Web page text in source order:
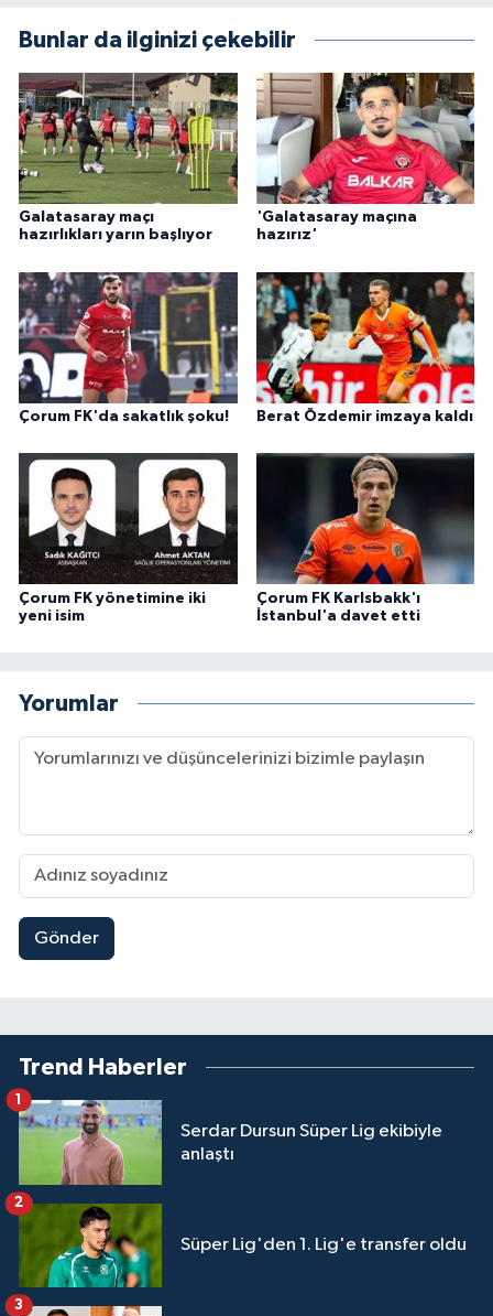
Bunlar da ilginizi çekebilir
Galatasaray maçı
hazırlıkları yarın başlıyor
'Galatasaray maçına
hazırız'
Çorum FK'da sakatlık şoku! Berat Özdemir imzaya kaldı
Çorum FK yönetimine iki
yeni isim
Çorum FK Karlsbakk'ı
İstanbul'a davet etti
Yorumlar
Gönder
Trend Haberler
Serdar Dursun Süper Lig ekibiyle
anlaştı
1
Süper Lig'den 1. Lig'e transfer oldu
2
3